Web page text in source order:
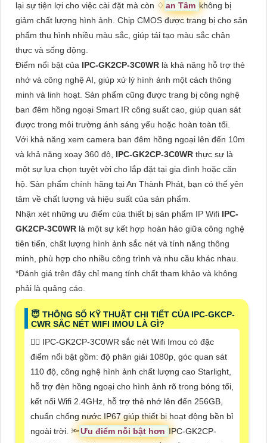
lại sự tiện lợi cho việc cài đặt mà còn ♢ an Tâm không bị
giảm chất lượng hình ảnh. Chip CMOS được trang bị cho sản
phẩm thu hình nhiều màu sắc, giúp tái tạo màu sắc chân
thực và sống động.
Điểm nổi bật của IPC-GK2CP-3C0WR là khả năng hỗ trợ thẻ
nhớ và công nghệ AI, giúp xử lý hình ảnh một cách thông
minh và linh hoạt. Sản phẩm cũng được trang bị công nghệ
ban đêm hồng ngoại Smart IR công suất cao, giúp quan sát
được trong môi trường ánh sáng yếu hoặc hoàn toàn tối.
Với khả năng xem camera ban đêm hồng ngoại lên đến 10m
và khả năng xoay 360 độ, IPC-GK2CP-3C0WR thực sự là
một sự lựa chọn tuyệt vời cho lắp đặt tại gia đình hoặc căn
hộ. Sản phẩm chính hãng tại An Thành Phát, bạn có thể yên
tâm về chất lượng và hiệu suất của sản phẩm.
Nhận xét những ưu điểm của thiết bị sản phẩm IP Wifi IPC-
GK2CP-3C0WR là một sự kết hợp hoàn hảo giữa công nghệ
tiên tiến, chất lượng hình ảnh sắc nét và tính năng thông
minh, phù hợp cho nhiều công trình và nhu cầu khác nhau.
*Đánh giá trên đây chỉ mang tính chất tham khảo và không
phải là quảng cáo.
😇 THÔNG SỐ KỸ THUẬT CHI TIẾT CỦA IPC-GKCP-
CWR SẮC NÉT WIFI IMOU LÀ GÌ?
🙆‍♀️ IPC-GK2CP-3C0WR sắc nét Wifi Imou có đặc
điểm nổi bật gồm: độ phân giải 1080p, góc quan sát
110 độ, công nghệ hình ảnh chất lượng cao Starlight,
hỗ trợ đèn hồng ngoại cho hình ảnh rõ trong bóng tối,
kết nối Wifi 2.4GHz, hỗ trợ thẻ nhớ lên đến 256GB,
chuẩn chống nước IP67 giúp thiết bị hoạt động bền bỉ
ngoài trời. 🔦Ưu điểm nỗi bật hơn IPC-GK2CP-